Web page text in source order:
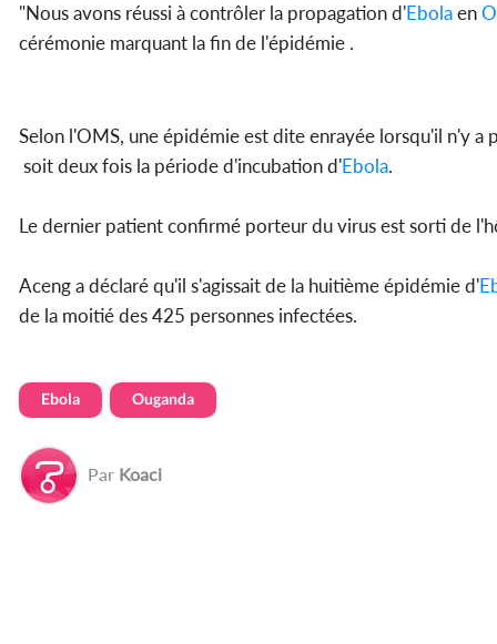
"Nous avons réussi à contrôler la propagation d'Ebolaen
cérémonie marquant la fin de l'épidémie .
Selon l'OMS, une épidémie est dite enrayée lorsqu'il n'y a
soit deux fois la période d'incubation d'Ebola.
Le dernier patient confirmé porteur du virus est sorti de
Aceng a déclaré qu'il s'agissait de la huitième épidémie d'
de la moitié des 425 personnes infectées.
Ebola Ouganda
Par Koaci